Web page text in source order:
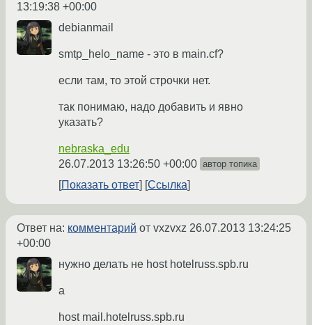
13:19:38 +00:00
debianmail
smtp_helo_name - это в main.cf?
если там, то этой строчки нет.
так понимаю, надо добавить и явно
указать?
nebraska_edu
26.07.2013 13:26:50 +00:00 автор топика
Показать ответ Ссылка
Ответ на: комментарий от vxzvxz 26.07.2013 13:24:25
+00:00
нужно делать не host hotelruss.spb.ru
а
host mail.hotelruss.spb.ru